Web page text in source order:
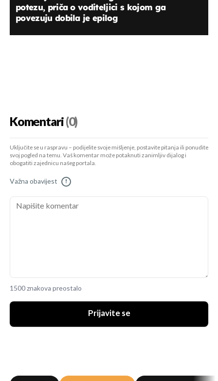
potezu, priča o voditeljici s kojom ga
povezuju dobila je epilog
Komentari(0)
Uključite se u raspravu – podijelite svoje mišljenje, postavite pitanja ili ponudite
svoj pogled na temu. Vaš komentar može potaknuti zanimljiv dijalog i
obogatiti zajednicu našeg portala.
Važna obavijest !
1500 znakova preostalo
Prijavite se